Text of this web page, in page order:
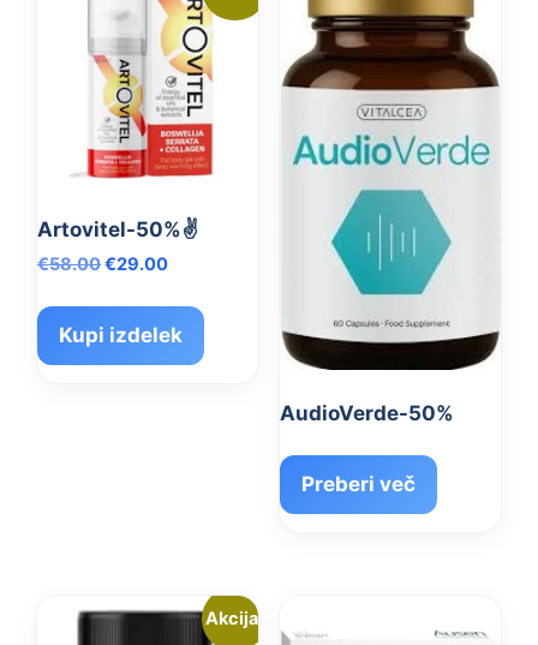
Artovitel-50%✌️
€58.00Izvirna
je
bila:
€58.00.
€29.00Trenutna
je:
€29.00.
Kupi izdelek
AudioVerde-50%
Preberi več
Akcija!